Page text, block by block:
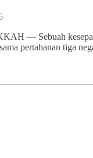
— Sebuah
pertahanan tiga